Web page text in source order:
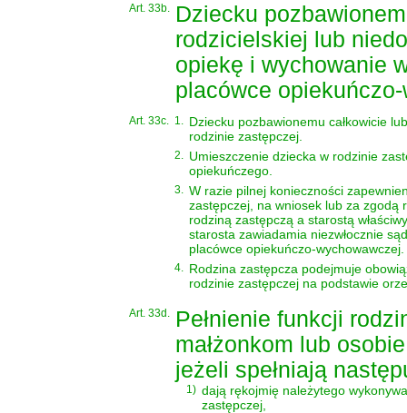
Art. 33b. Dziecku
rodzicielskiej lub
opiekę i wychowanie
placówce
Art. 33c. 1. Dziecku pozbawionemu całkowicie
rodzinie zastępczej.
2. Umieszczenie dziecka w rodzinie
opiekuńczego.
3. W razie pilnej konieczności
zastępczej, na wniosek lub za zgodą
rodziną zastępczą a starostą
starosta zawiadamia niezwłocznie
placówce opiekuńczo-wychowawczej.
4. Rodzina zastępcza podejmuje
rodzinie zastępczej na podstawie
Art. 33d. Pełnienie funkcji
małżonkom lub
jeżeli spełniają
1) dają rękojmię należytego
zastępczej,